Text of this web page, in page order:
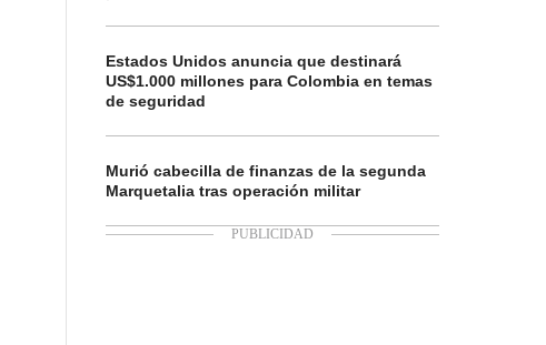
Estados Unidos anuncia que destinará
US$1.000 millones para Colombia en temas
de seguridad
Murió cabecilla de finanzas de la segunda
Marquetalia tras operación militar